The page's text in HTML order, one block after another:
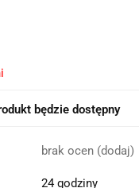
będzie dostępny
brak ocen (dodaj)
24 godziny